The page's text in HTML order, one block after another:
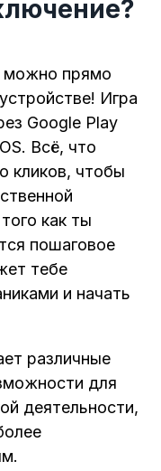
можно прямо
Игра
Google Play
Всё, что
кликов, чтобы
как ты
пошаговое
тебе
и начать
различные
для
деятельности,